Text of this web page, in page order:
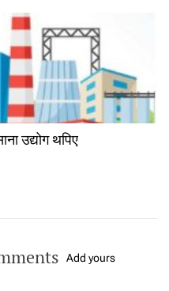
उद्योग थपिए
Add yours